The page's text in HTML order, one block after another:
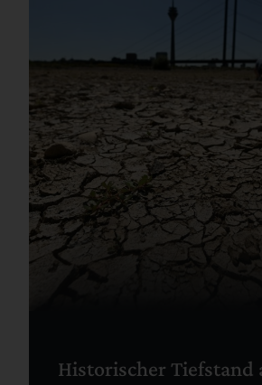
Historischer Tiefstand